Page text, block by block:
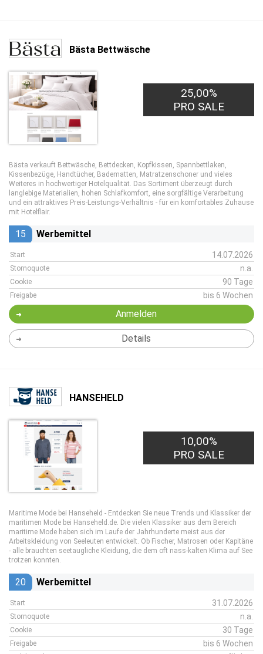
Bästa Bettwäsche
25,00%
PRO SALE
Bästa verkauft Bettwäsche, Bettdecken, Kopfkissen, Spannbettlaken,
Kissenbezüge, Handtücher, Badematten, Matratzenschoner und vieles
Weiteres in hochwertiger Hotelqualität. Das Sortiment überzeugt durch
langlebige Materialien, hohen Schlafkomfort, eine sorgfältige Verarbeitung
und ein attraktives Preis-Leistungs-Verhältnis - für ein komfortables Zuhause
mit Hotelflair.
15 Werbemittel
Start 14.07.2026
Stornoquote n.a.
Cookie 90 Tage
Freigabe bis 6 Wochen
Anmelden
Details
HANSEHELD
10,00%
PRO SALE
Maritime Mode bei Hanseheld - Entdecken Sie neue Trends und Klassiker der
maritimen Mode bei Hanseheld.de. Die vielen Klassiker aus dem Bereich
maritime Mode haben sich im Laufe der Jahrhunderte meist aus der
Arbeitskleidung von Seeleuten entwickelt. Ob Fischer, Matrosen oder Kapitäne
- alle brauchten seetaugliche Kleidung, die dem oft nass-kalten Klima auf See
trotzen konnten.
20 Werbemittel
Start 31.07.2026
Stornoquote n.a.
Cookie 30 Tage
Freigabe bis 6 Wochen